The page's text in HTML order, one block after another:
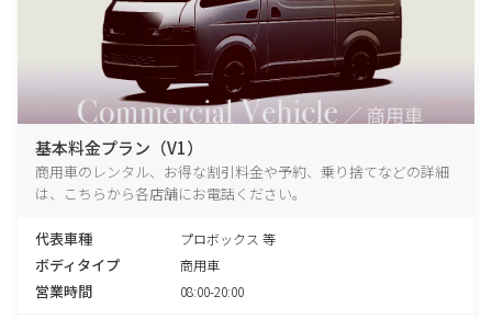
基本料金プラン（V1）
商用車のレンタル、お得な割引料金や予約、乗り捨てなどの詳細
は、こちらから各店舗にお電話ください。
代表車種 プロボックス 等
ボディタイプ 商用車
営業時間 08:00-20:00